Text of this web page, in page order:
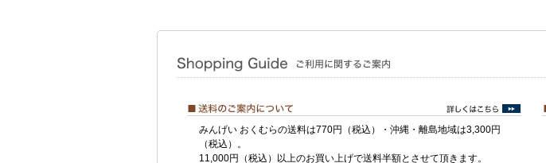
みんげい おくむらの送料は770円（税込）・沖縄・離島地域は3,300円
（税込）。
11,000円（税込）以上のお買い上げで送料半額とさせて頂きます。